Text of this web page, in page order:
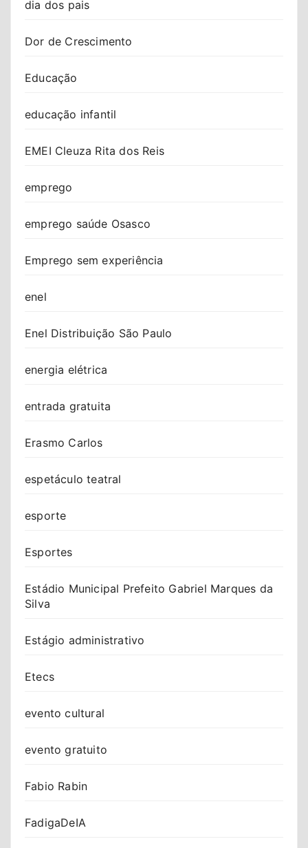
dia dos pais
Dor de Crescimento
Educação
educação infantil
EMEI Cleuza Rita dos Reis
emprego
emprego saúde Osasco
Emprego sem experiência
enel
Enel Distribuição São Paulo
energia elétrica
entrada gratuita
Erasmo Carlos
espetáculo teatral
esporte
Esportes
Estádio Municipal Prefeito Gabriel Marques da
Silva
Estágio administrativo
Etecs
evento cultural
evento gratuito
Fabio Rabin
FadigaDeIA